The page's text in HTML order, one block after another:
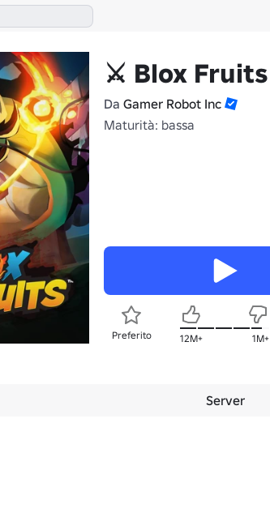
⚔️ Blox Fruits
Da Gamer Robot Inc
Maturità: bassa
Preferito 12M+ 1M+
Server